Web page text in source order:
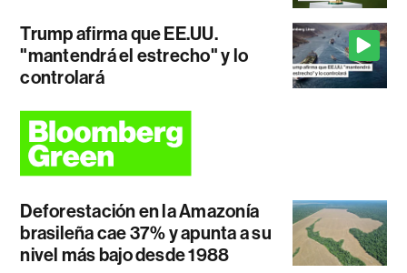
Trump afirma que EE.UU.
"mantendrá el estrecho" y lo
controlará
Deforestación en la Amazonía
brasileña cae 37% y apunta a su
nivel más bajo desde 1988